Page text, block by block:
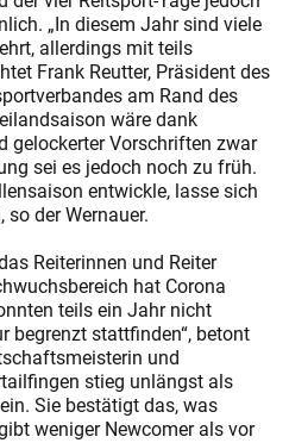
„In diesem Jahr sind viele
allerdings mit teils
Frank Reutter, Präsident des
am Rand des
wäre dank
gelockerter Vorschriften zwar
sei es jedoch noch zu früh.
entwickle, lasse sich
der Wernauer.
Reiterinnen und Reiter
hat Corona
teils ein Jahr nicht
begrenzt stattfinden“, betont
und
stieg unlängst als
Sie bestätigt das, was
weniger Newcomer als vor